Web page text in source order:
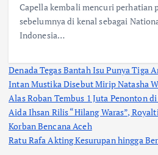
Capella kembali mencuri perhatian
sebelumnya di kenal sebagai
Indonesia…
Denada Tegas Bantah Isu Punya Tiga
Intan Mustika Disebut Mirip Natasha
Alas Roban Tembus 1 Juta Penonton
Aida Ihsan Rilis “Hilang Waras”,
Korban Bencana Aceh
Ratu Rafa Akting Kesurupan hingga